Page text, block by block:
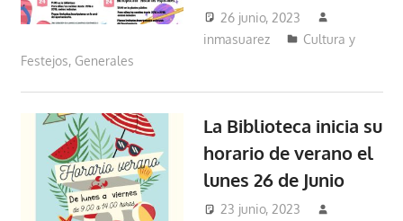
26 junio, 2023
inmasuarez
Cultura y
Festejos, Generales
La Biblioteca inicia su
horario de verano el
lunes 26 de Junio
23 junio, 2023